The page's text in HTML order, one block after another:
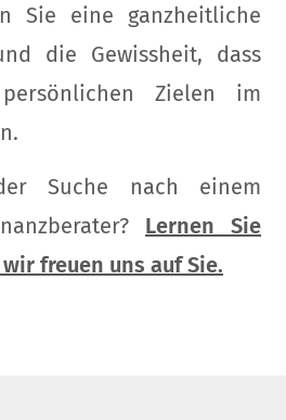
Sie eine ganzheitliche
die Gewissheit, dass
Zielen im
Suche nach einem
Lernen Sie
freuen uns auf Sie.